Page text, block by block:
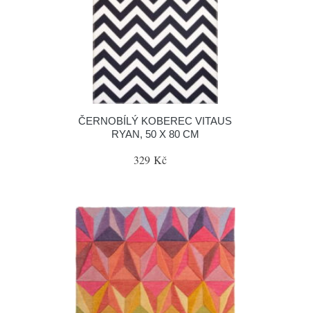
ČERNOBÍLÝ KOBEREC VITAUS
RYAN, 50 X 80 CM
329 Kč